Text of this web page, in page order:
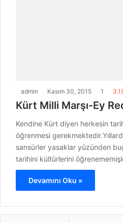
admin Kasım 30, 2015 1
Kürt Milli Marşı-Ey
Kendine Kürt diyen herkesin
öğrenmesi
sansürler yasaklar yüzünden
tarihini kültürlerini
Devamını Oku »